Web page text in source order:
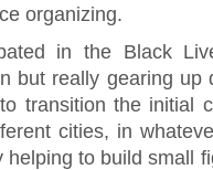
organizing.
in the Black
but really gearing up
transition the initial
cities, in
to build small